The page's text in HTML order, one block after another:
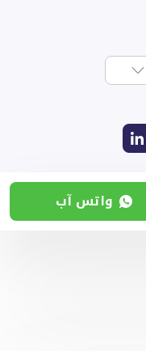
واتس آب